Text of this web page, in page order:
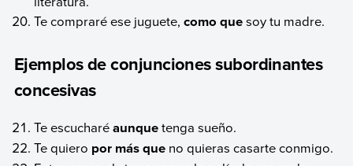
Te compraré ese juguete,como quesoy tu madre.
Ejemplos de conjunciones subordinantes
concesivas
Te escucharéaunquetenga sueño.
Te quiero por más que no quieras casarte conmigo.